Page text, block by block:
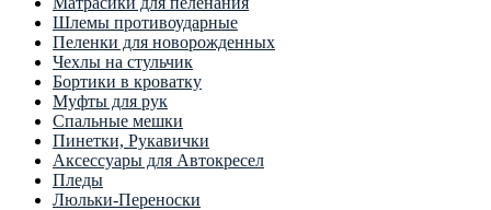
Шлемы противоударные
Пеленки для новорожденных
Чехлы на стульчик
Бортики в кроватку
Муфты для рук
Спальные мешки
Пинетки, Рукавички
Аксессуары для Автокресел
Пледы
Люльки-Переноски